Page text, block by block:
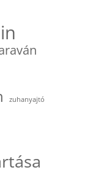
zuhanyajtó